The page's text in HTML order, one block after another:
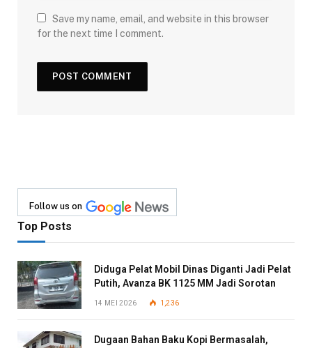
Save my name, email, and website in this browser
for the next time I comment.
Follow us on
Top Posts
Diduga Pelat Mobil Dinas Diganti Jadi Pelat
Putih, Avanza BK 1125 MM Jadi Sorotan
14 MEI 2026 1,236
Dugaan Bahan Baku Kopi Bermasalah,